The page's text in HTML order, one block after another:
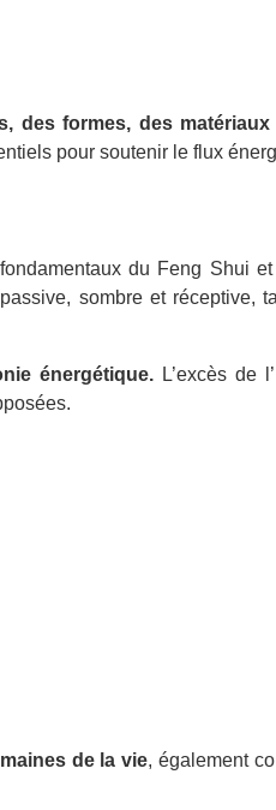
des formes, des
pour soutenir le flux
du Feng Shui
sombre et réceptive,
énergétique. L’excès de
de la vie, également